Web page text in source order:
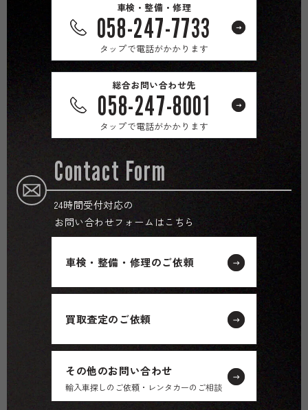
車検・整備・修理
058-247-7733
タップで電話がかかります
総合お問い合わせ先
058-247-8001
タップで電話がかかります
Contact Form
24時間受付対応の
お問い合わせフォームはこちら
車検・整備・修理のご依頼
買取査定のご依頼
その他のお問い合わせ
輸入車探しのご依頼・レンタカーのご相談